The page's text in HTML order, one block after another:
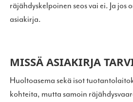
räjähdyskelpoinen seos vai ei. Ja jos
asiakirja.
MISSÄ ASIAKIRJA
Huoltoasema sekä isot
kohteita, mutta samoin